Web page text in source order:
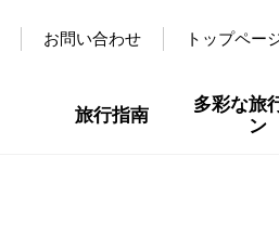
お問い合わせ トップペー
旅行指南
多彩な旅
ン